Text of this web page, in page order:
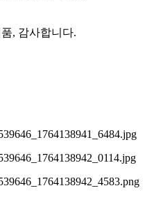
, 감사합니다.